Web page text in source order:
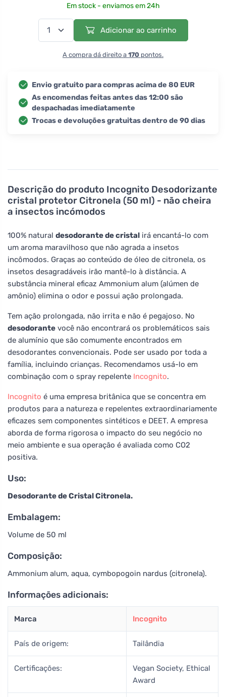
Descrição do produto Incognito Desodorizante
cristal protetor Citronela (50 ml) - não cheira
a insectos incómodos
100% natural desodorante de cristal irá encantá-lo com
um aroma maravilhoso que não agrada a insetos
incômodos. Graças ao conteúdo de óleo de citronela, os
insetos desagradáveis irão mantê-lo à distância. A
substância mineral eficaz Ammonium alum (alúmen de
amônio) elimina o odor e possui ação prolongada.
Tem ação prolongada, não irrita e não é pegajoso. No
desodorante você não encontrará os problemáticos sais
de alumínio que são comumente encontrados em
desodorantes convencionais. Pode ser usado por toda a
família, incluindo crianças. Recomendamos usá-lo em
combinação com o spray repelente Incognito.
Incognito é uma empresa britânica que se concentra em
produtos para a natureza e repelentes extraordinariamente
eficazes sem componentes sintéticos e DEET. A empresa
aborda de forma rigorosa o impacto do seu negócio no
meio ambiente e sua operação é avaliada como CO2
positiva.
Uso:
Desodorante de Cristal Citronela.
Embalagem:
Volume de 50 ml
Composição:
Ammonium alum, aqua, cymbopogoin nardus (citronela).
Informações adicionais:
Marca Incognito
País de origem: Tailândia
Certificações:
Vegan Society, Ethical
Award
Em stock - enviamos em 24h
Adicionar ao carrinho
A compra dá direito a 170 pontos.
Envio gratuito para compras acima de 80 EUR
As encomendas feitas antes das 12:00 são
despachadas imediatamente
Trocas e devoluções gratuitas dentro de 90 dias